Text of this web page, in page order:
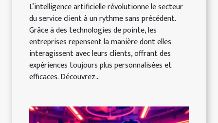
L’intelligence artificielle révolutionne le secteur
du service client à un rythme sans précédent.
Grâce à des technologies de pointe, les
entreprises repensent la manière dont elles
interagissent avec leurs clients, offrant des
expériences toujours plus personnalisées et
efficaces. Découvrez...